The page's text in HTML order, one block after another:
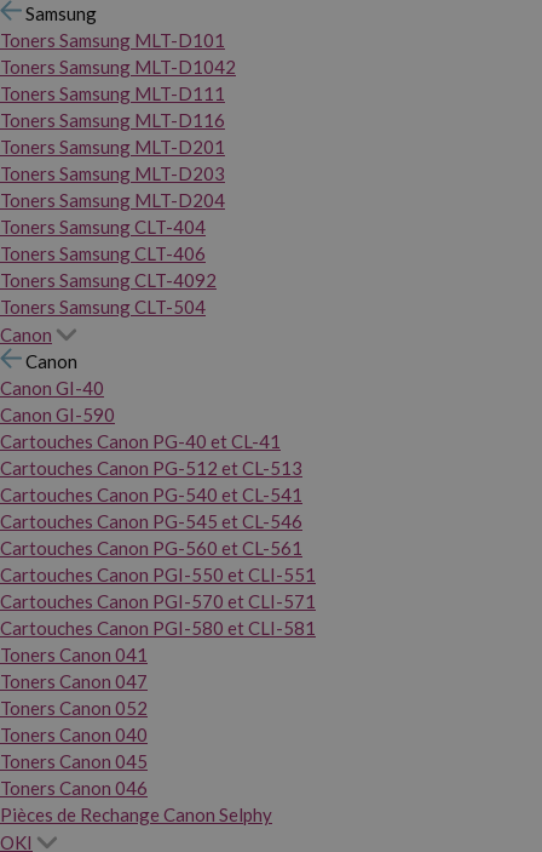
Samsung
Toners Samsung MLT-D101
Toners Samsung MLT-D1042
Toners Samsung MLT-D111
Toners Samsung MLT-D116
Toners Samsung MLT-D201
Toners Samsung MLT-D203
Toners Samsung MLT-D204
Toners Samsung CLT-404
Toners Samsung CLT-406
Toners Samsung CLT-4092
Toners Samsung CLT-504
Canon
Canon
Canon GI-40
Canon GI-590
Cartouches Canon PG-40 et CL-41
Cartouches Canon PG-512 et CL-513
Cartouches Canon PG-540 et CL-541
Cartouches Canon PG-545 et CL-546
Cartouches Canon PG-560 et CL-561
Cartouches Canon PGI-550 et CLI-551
Cartouches Canon PGI-570 et CLI-571
Cartouches Canon PGI-580 et CLI-581
Toners Canon 041
Toners Canon 047
Toners Canon 052
Toners Canon 040
Toners Canon 045
Toners Canon 046
Pièces de Rechange Canon Selphy
OKI